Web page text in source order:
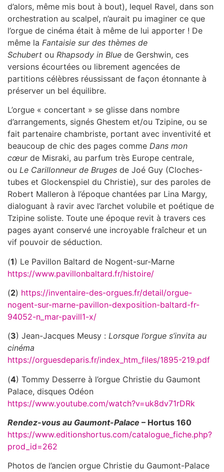
d’alors, même mis bout à bout), lequel Ravel, dans son
orchestration au scalpel, n’aurait pu imaginer ce que
l’orgue de cinéma était à même de lui apporter ! De
même la Fantaisie sur des thèmes de
Schubert ou Rhapsody in Blue de Gershwin, ces
versions écourtées ou librement agencées de
partitions célèbres réussissant de façon étonnante à
préserver un bel équilibre.
L’orgue « concertant » se glisse dans nombre
d’arrangements, signés Ghestem et/ou Tzipine, ou se
fait partenaire chambriste, portant avec inventivité et
beaucoup de chic des pages comme Dans mon
cœurde Misraki, au parfum très Europe centrale,
ou Le Carillonneur de Bruges de Joé Guy (Cloches-
tubes et Glockenspiel du Christie), sur des paroles de
Robert Malleron à l’époque chantées par Lina Margy,
dialoguant à ravir avec l’archet volubile et poétique de
Tzipine soliste. Toute une époque revit à travers ces
pages ayant conservé une incroyable fraîcheur et un
vif pouvoir de séduction.
(1) Le Pavillon Baltard de Nogent-sur-Marne
https://www.pavillonbaltard.fr/histoire/
(2) https://inventaire-des-orgues.fr/detail/orgue-
nogent-sur-marne-pavillon-dexposition-baltard-fr-
94052-n_mar-pavill1-x/
(3) Jean-Jacques Meusy : Lorsque l’orgue s’invita au
cinéma
https://orguesdeparis.fr/index_htm_files/1895-219.pdf
(4) Tommy Desserre à l’orgue Christie du Gaumont
Palace, disques Odéon
https://www.youtube.com/watch?v=uk8dv71rDRk
Rendez-vous au Gaumont-Palace – Hortus 160
https://www.editionshortus.com/catalogue_fiche.php?
prod_id=262
Photos de l’ancien orgue Christie du Gaumont-Palace